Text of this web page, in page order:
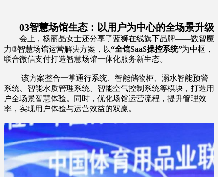
03智慧场馆生态：以用户为中心的全场景升级
会上，杨丽晶女士还分享了蓝狮在线旗下品牌——数智魔
力®智慧场馆运营解决方案，以“全馆SaaS操控系统”为中枢，
联合微信支付打造智慧场馆一体化服务新生态。
该方案整合一掌通行系统、智能储物柜、溺水智能预警
系统、智能水质管理系统、智能空气控制系统等模块，打造用
户全场景智慧体验。同时，优化场馆运营流程，提升管理效
率，实现用户体验与运营效益的双赢。